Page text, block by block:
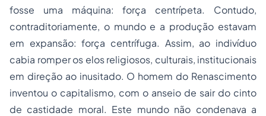
fosse uma máquina: força centrípeta. Contudo,
contraditoriamente, o mundo e a produção estavam
em expansão: força centrífuga. Assim, ao indivíduo
cabia romper os elos religiosos, culturais, institucionais
em direção ao inusitado. O homem do Renascimento
inventou o capitalismo, com o anseio de sair do cinto
de castidade moral. Este mundo não condenava a